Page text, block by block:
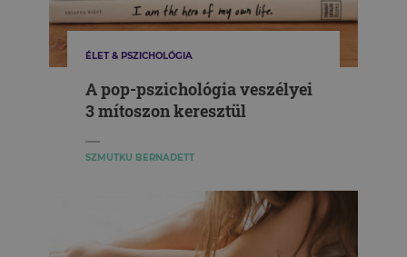
ÉLET & PSZICHOLÓGIA
A pop-pszichológia veszélyei
3 mítoszon keresztül
SZMUTKU BERNADETT